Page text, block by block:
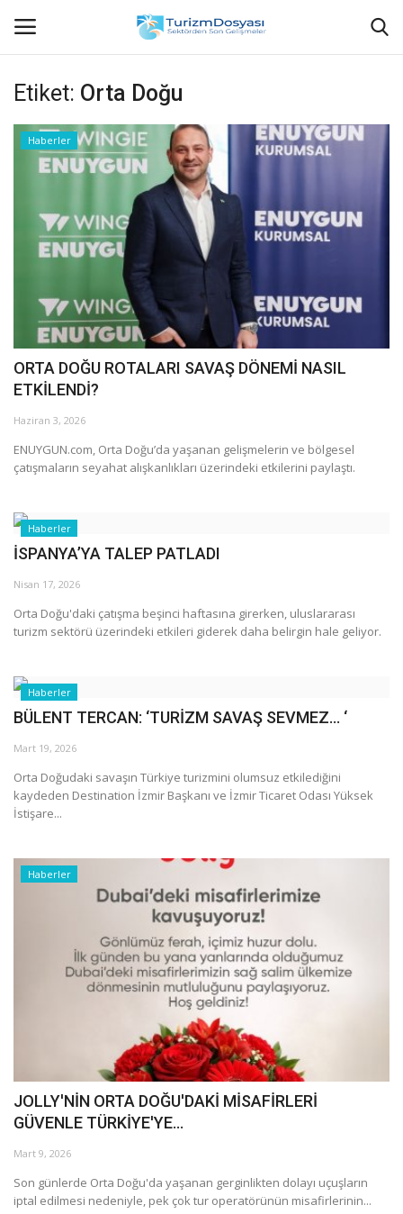
Anasayfa
Bize Ulaşın
Künye
Halil ÖNCÜ kimdir?
KVKK Aydınlatma Metni
Haberler
Görüntülü
Araştırma - İnceleme
Röportajlar
Gezi - Yorum
Sizlerden Gelenler
Yorumlar
Video Tanıtım
Galeri
Etiket: Orta Doğu
Haberler
ORTA DOĞU ROTALARI SAVAŞ DÖNEMİ NASIL
ETKİLENDİ?
Haziran 3, 2026
ENUYGUN.com, Orta Doğu’da yaşanan gelişmelerin ve bölgesel
çatışmaların seyahat alışkanlıkları üzerindeki etkilerini paylaştı.
Haberler
İSPANYA’YA TALEP PATLADI
Nisan 17, 2026
Orta Doğu'daki çatışma beşinci haftasına girerken, uluslararası
turizm sektörü üzerindeki etkileri giderek daha belirgin hale geliyor.
Haberler
BÜLENT TERCAN: ‘TURİZM SAVAŞ SEVMEZ… ‘
Mart 19, 2026
Orta Doğudaki savaşın Türkiye turizmini olumsuz etkilediğini
kaydeden Destination İzmir Başkanı ve İzmir Ticaret Odası Yüksek
İstişare...
Haberler
JOLLY'NİN ORTA DOĞU'DAKİ MİSAFİRLERİ
GÜVENLE TÜRKİYE'YE...
Mart 9, 2026
Son günlerde Orta Doğu'da yaşanan gerginlikten dolayı uçuşların
iptal edilmesi nedeniyle, pek çok tur operatörünün misafirlerinin...